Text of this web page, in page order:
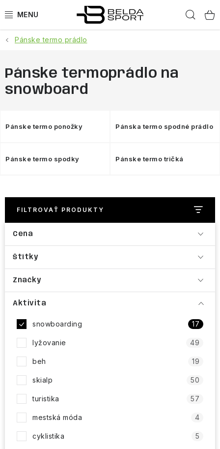
na
ŠPORTY
BEH
BOGNER
DOPLNKY
NAŠE SLUŽBY
VÝPREDAJ
Vrátenie a výmena
Pánske termo prádlo
Pánske termoprádlo na
snowboard
Pánske termo ponožky Pánska termo spodné prádlo
Pánske termo spodky Pánske termo tričká
FILTROVAŤ PRODUKTY
Cena
Štítky
Značky
Aktivita
snowboarding 17
lyžovanie 49
beh 19
skialp 50
turistika 57
mestská móda 4
cyklistika 5